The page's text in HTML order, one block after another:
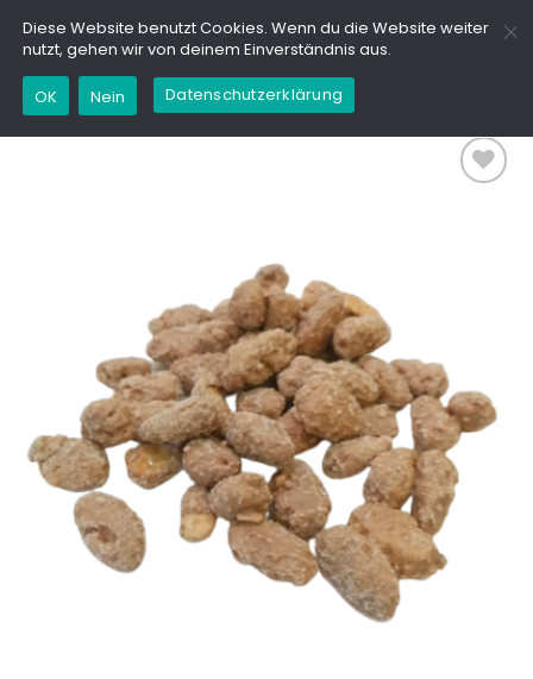
Inhalt
springen
Diese Website benutzt Cookies. Wenn du die Website weiter
nutzt, gehen wir von deinem Einverständnis aus.
OK Nein Datenschutzerklärung